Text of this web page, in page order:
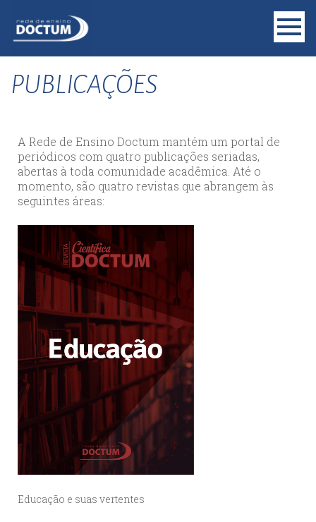
PUBLICAÇÕES
A Rede de Ensino Doctum mantém um portal de
periódicos com quatro publicações seriadas,
abertas à toda comunidade acadêmica. Até o
momento, são quatro revistas que abrangem às
seguintes áreas:
Educação e suas vertentes